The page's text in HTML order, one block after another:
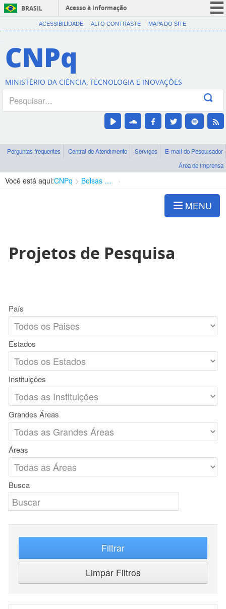
BRASIL
Acesso à informação
CORONAVÍRUS (COVID-19)
Canais
ACESSIBILIDADE ALTO CONTRASTE MAPA DO SITE
CNPq
MINISTÉRIO DA CIÊNCIA, TECNOLOGIA E INOVAÇÕES
Perguntas frequentes Central de Atendimento Serviços
E-mail do Pesquisador
Área de imprensa
Você está aqui:CNPq Bolsas e Auxílios Vigentes
MENU
Projetos de Pesquisa
País
Estados
Instituições
Grandes Áreas
Áreas
Busca
Filtrar
Limpar Filtros